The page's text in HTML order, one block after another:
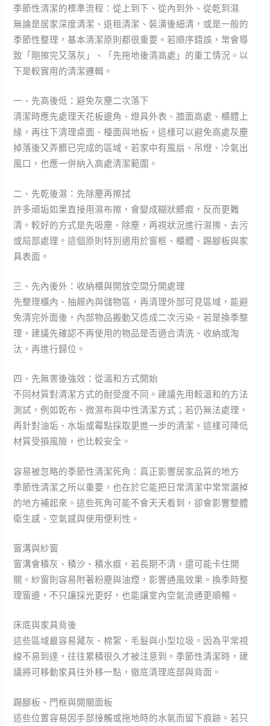
季節性清潔的標準流程：從上到下、從內到外、從乾到濕
無論是居家深度清潔、退租清潔、裝潢後細清，或是一般的
季節性整理，基本清潔原則都很重要。若順序錯誤，常會導
致「剛擦完又落灰」、「先拖地後清高處」的重工情況。以
下是較實用的清潔邏輯。
一、先高後低：避免灰塵二次落下
清潔時應先處理天花板邊角、燈具外表、牆面高處、櫃體上
緣，再往下清理桌面、檯面與地板。這樣可以避免高處灰塵
掉落後又弄髒已完成的區域。若家中有風扇、吊燈、冷氣出
風口，也應一併納入高處清潔範圍。
二、先乾後濕：先除塵再擦拭
許多頑垢如果直接用濕布擦，會變成糊狀髒痕，反而更難
清。較好的方式是先吸塵、除塵，再視狀況進行濕擦、去污
或局部處理。這個原則特別適用於窗框、櫃體、踢腳板與家
具表面。
三、先內後外：收納櫃與開放空間分開處理
先整理櫃內、抽屜內與儲物區，再清理外部可見區域，能避
免清完外面後，內部物品搬動又造成二次污染。若是換季整
理，建議先確認不再使用的物品是否適合清洗、收納或淘
汰，再進行歸位。
四、先無害後強效：從溫和方式開始
不同材質對清潔方式的耐受度不同。建議先用較溫和的方法
測試，例如乾布、微濕布與中性清潔方式；若仍無法處理，
再針對油垢、水垢或霉點採取更進一步的清潔。這樣可降低
材質受損風險，也比較安全。
容易被忽略的季節性清潔死角：真正影響居家品質的地方
季節性清潔之所以重要，也在於它能把日常清潔中常常漏掉
的地方補起來。這些死角可能不會天天看到，卻會影響整體
衛生感、空氣感與使用便利性。
窗溝與紗窗
窗溝會積灰、積沙、積水痕，若長期不清，還可能卡住開
關。紗窗則容易附著粉塵與油煙，影響通風效果。換季時整
理窗邊，不只讓採光更好，也能讓室內空氣流通更順暢。
床底與家具背後
這些區域最容易藏灰、棉絮、毛髮與小型垃圾。因為平常視
線不易到達，往往累積很久才被注意到。季節性清潔時，建
議將可移動家具往外移一點，徹底清理底部與背面。
踢腳板、門框與開關面板
這些位置容易因手部接觸或拖地時的水氣而留下痕跡。若只